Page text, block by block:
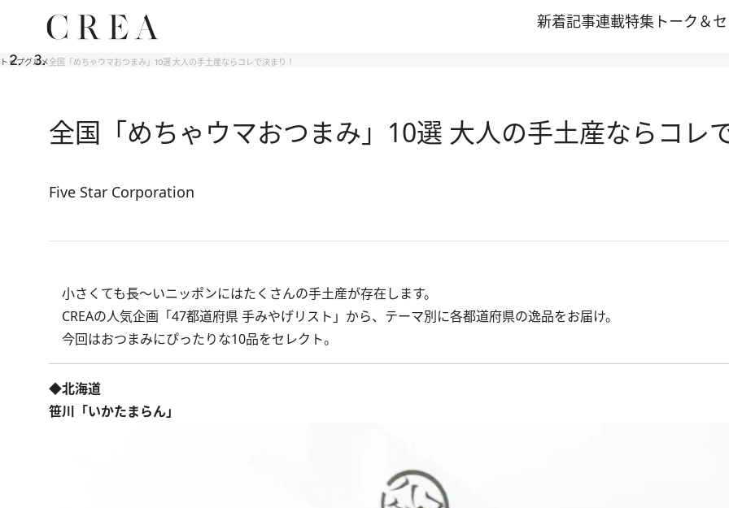
新着記事連載特集 トーク＆
トップグルメ全国「めちゃウマおつまみ」10選 大人の手土産ならコレで決まり！
全国「めちゃウマおつまみ」10選 大人の手土産ならコレ
Five Star Corporation
小さくても長～いニッポンにはたくさんの手土産が存在します。
CREAの人気企画「47都道府県 手みやげリスト 」から、テーマ別に各都道府県の逸品をお届け。
今回はおつまみにぴったりな10品をセレクト。
◆北海道
笹川「いかたまらん」